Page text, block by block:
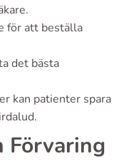
för att beställa
det bästa
kan patienter spara
Förvaring